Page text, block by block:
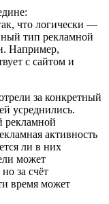
что логически —
тип рекламной
Например,
с сайтом и
за конкретный
усреднились.
рекламной
активность
ли в них
может
за счёт
время может